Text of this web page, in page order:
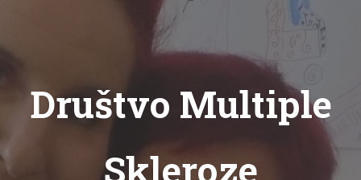
Društvo Multiple
Skleroze